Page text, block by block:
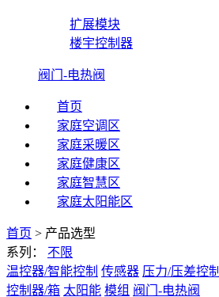
扩展模块
楼宇控制器
阀门-电热阀
首页
家庭空调区
家庭采暖区
家庭健康区
家庭智慧区
家庭太阳能区
首页 > 产品选型
系列：
不限
温控器/智能控制 传感器 压力/压差控制
控制器/箱 太阳能 模组 阀门-电热阀